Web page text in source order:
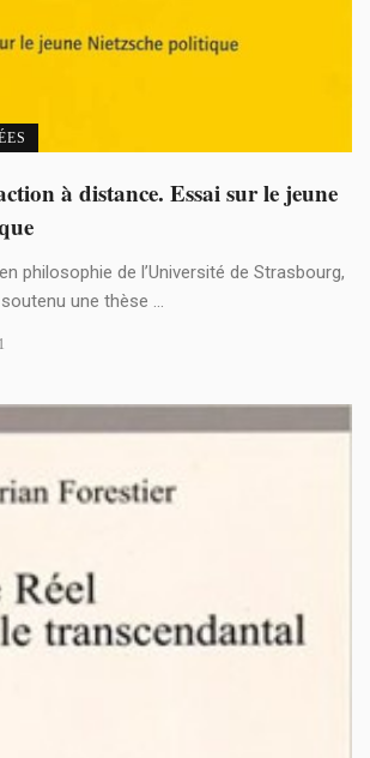
à distance. Essai sur le jeune
philosophie de l’Université de Strasbourg,
une thèse ...